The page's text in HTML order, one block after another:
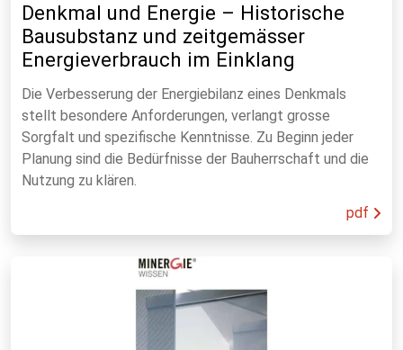
Denkmal und Energie – Historische
Bausubstanz und zeitgemässer
Energieverbrauch im Einklang
Die Verbesserung der Energiebilanz eines Denkmals
stellt besondere Anforderungen, verlangt grosse
Sorgfalt und spezifische Kenntnisse. Zu Beginn jeder
Planung sind die Bedürfnisse der Bauherrschaft und die
Nutzung zu klären.
pdf